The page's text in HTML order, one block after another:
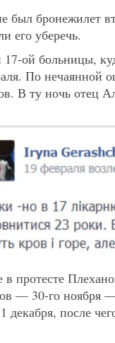
был бронежилет
его уберечь.
ой больницы,
По нечаянной
В ту ночь отец
в протесте
— 30-го ноября
декабря, после